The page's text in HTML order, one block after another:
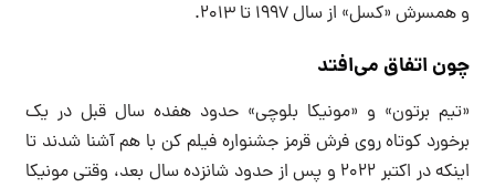
و همسرش «کسل» از سال ۱۹۹۷ تا ۲۰۱۳.
چون اتفاق می‌افتد
«تیم برتون» و «مونیکا بلوچی» حدود هفده سال قبل در یک
برخورد کوتاه روی فرش قرمز جشنواره فیلم کن با هم آشنا شدند تا
اینکه در اکتبر ۲۰۲۲ و پس از حدود شانزده سال بعد، وقتی مونیکا